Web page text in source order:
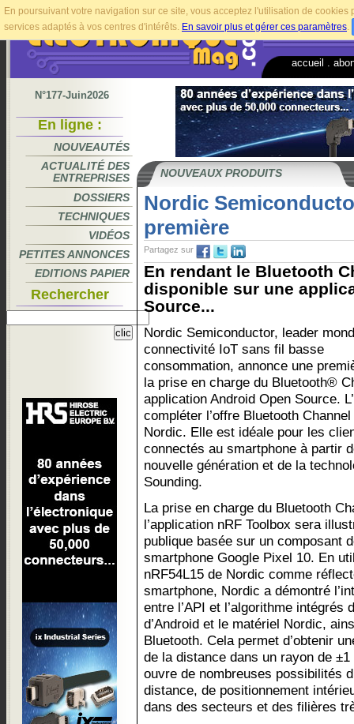
En poursuivant votre navigation sur ce site, vous acceptez l'utilisation de
services adaptés à vos centres d'intérêts. En savoir plus et gérer ces paramètres.
accueil
N°177-Juin2026
En ligne :
NOUVEAUTÉS
ACTUALITÉ DES
ENTREPRISES
DOSSIERS
TECHNIQUES
VIDÉOS
PETITES ANNONCES
EDITIONS PAPIER
Rechercher
NOUVEAUX PRODUITS
Nordic
première
Partagez sur
En rendant le Bluetooth
disponible sur une
Source...
Nordic Semiconductor, leader
connectivité IoT sans fil basse
consommation, annonce une
la prise en charge du Bluetooth®
application Android Open Source.
compléter l’offre Bluetooth
Nordic. Elle est idéale pour les
connectés au smartphone à partir
nouvelle génération et de la
Sounding.
La prise en charge du Bluetooth
l’application nRF Toolbox sera
publique basée sur un composant
smartphone Google Pixel 10. En
nRF54L15 de Nordic comme
smartphone, Nordic a démontré
entre l’API et l’algorithme intégrés
d’Android et le matériel Nordic,
Bluetooth. Cela permet d’obtenir
de la distance dans un rayon de
ouvre de nombreuses possibilités
distance, de positionnement
dans des secteurs et des filières